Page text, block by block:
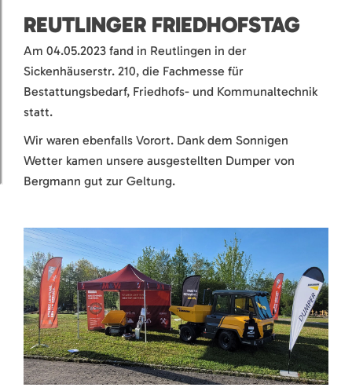
REUTLINGER FRIEDHOFSTAG
Am 04.05.2023 fand in Reutlingen in der
Sickenhäuserstr. 210, die Fachmesse für
Bestattungsbedarf, Friedhofs- und Kommunaltechnik
statt.
Wir waren ebenfalls Vorort. Dank dem Sonnigen
Wetter kamen unsere ausgestellten Dumper von
Bergmann gut zur Geltung.